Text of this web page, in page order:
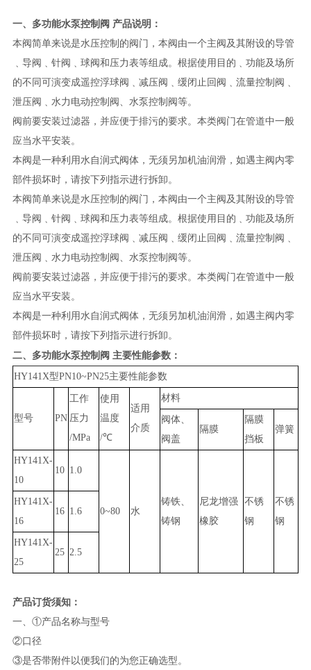
一、多功能水泵控制阀 产品说明：
本阀简单来说是水压控制的阀门，本阀由一个主阀及其附设的导管
﹑导阀﹑针阀﹑球阀和压力表等组成。根据使用目的﹑功能及场所
的不同可演变成遥控浮球阀﹑减压阀﹑缓闭止回阀﹑流量控制阀﹑
泄压阀﹑水力电动控制阀、水泵控制阀等。
阀前要安装过滤器，并应便于排污的要求。本类阀门在管道中一般
应当水平安装。
本阀是一种利用水自润式阀体，无须另加机油润滑，如遇主阀内零
部件损坏时，请按下列指示进行拆卸。
本阀简单来说是水压控制的阀门，本阀由一个主阀及其附设的导管
﹑导阀﹑针阀﹑球阀和压力表等组成。根据使用目的﹑功能及场所
的不同可演变成遥控浮球阀﹑减压阀﹑缓闭止回阀﹑流量控制阀﹑
泄压阀﹑水力电动控制阀、水泵控制阀等。
阀前要安装过滤器，并应便于排污的要求。本类阀门在管道中一般
应当水平安装。
本阀是一种利用水自润式阀体，无须另加机油润滑，如遇主阀内零
部件损坏时，请按下列指示进行拆卸。
二、多功能水泵控制阀 主要性能参数：
HY141X型PN10~PN25主要性能参数
型号 PN
工作
压力
/MPa
使用
温度
/℃
适用
介质
材料
阀体、
阀盖
隔膜
隔膜
挡板
弹簧
HY141X-
10
10 1.0
0~80 水
铸铁、
铸钢
尼龙增强
橡胶
不锈
钢
不锈
钢
HY141X-
16
16 1.6
HY141X-
25
25 2.5
产品订货须知：
一、 ①产品名称与型号
②口径
③是否带附件以便我们的为您正确选型。